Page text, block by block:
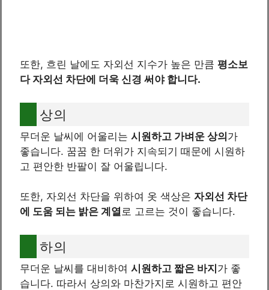
또한, 흐린 날에도 자외선 지수가 높은 만큼 평소보
다 자외선 차단에 더욱 신경 써야 합니다.
상의
무더운 날씨에 어울리는 시원하고 가벼운 상의가
좋습니다. 꿈꿈 한 더위가 지속되기 때문에 시원하
고 편안한 반팔이 잘 어울립니다.
또한, 자외선 차단을 위하여 옷 색상은 자외선 차단
에 도움 되는 밝은 계열로 고르는 것이 좋습니다.
하의
무더운 날씨를 대비하여 시원하고 짧은 바지가 좋
습니다. 따라서 상의와 마찬가지로 시원하고 편안